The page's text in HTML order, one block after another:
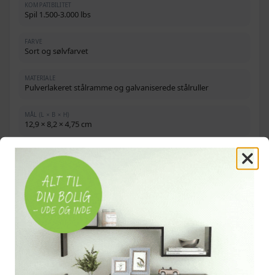
KOMPATIBILITET
Spil 1.500-3.000 lbs
FARVE
Sort og sølvfarvet
MATERIALE
Pulverlakeret stålramme og galvaniserede stålruller
MÅL (L × B × H)
12,9 × 8,2 × 4,75 cm
4-1/4"
HULAFSTAND
11,0 cm
OFTE STILLEDE SPØRGSMÅL
Passer wirestyringen til mit spil?